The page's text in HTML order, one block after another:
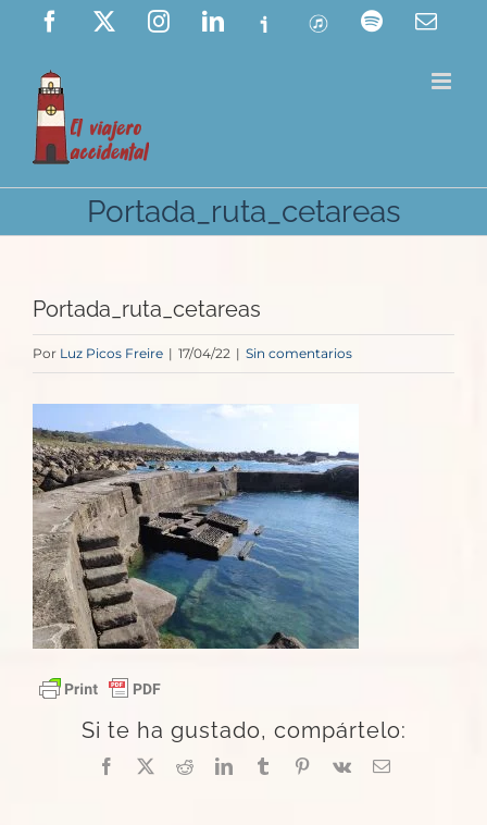
Saltar
contenido
Facebook InstagramLinkedIn
Ivoox ITunes Spotify
Portada_ruta_cetareas
Portada_ruta_cetareas
Por Luz Picos Freire | 17/04/22 | Sin comentarios
Si te ha gustado, compártelo:
Facebook
X RedditLinkedInTumblrPinterest
Vk
Correo